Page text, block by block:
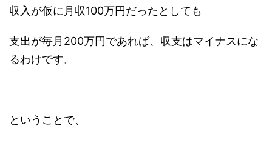
収入が仮に月収100万円だったとしても
支出が毎月200万円であれば、収支はマイナスにな
るわけです。
ということで、